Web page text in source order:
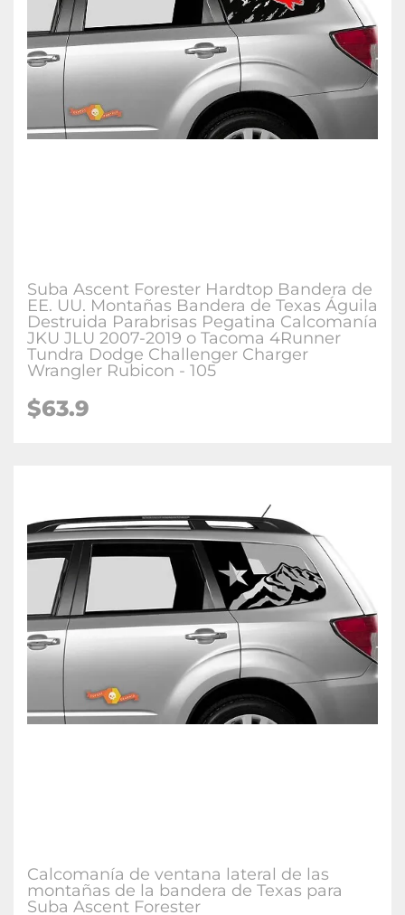
Suba Ascent Forester Hardtop Bandera de
EE. UU. Montañas Bandera de Texas Águila
Destruida Parabrisas Pegatina Calcomanía
JKU JLU 2007-2019 o Tacoma 4Runner
Tundra Dodge Challenger Charger
Wrangler Rubicon - 105
$63.9
Calcomanía de ventana lateral de las
montañas de la bandera de Texas para
Suba Ascent Forester